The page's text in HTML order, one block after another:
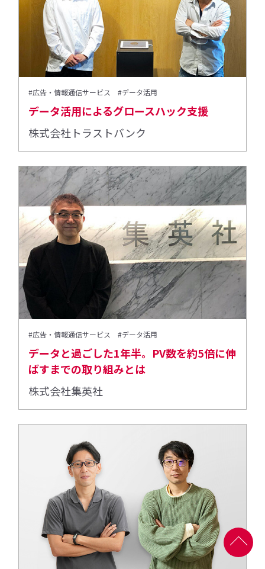
#広告・情報通信サービス #データ活用
データ活用によるグロースハック支援
株式会社トラストバンク
#広告・情報通信サービス #データ活用
データと過ごした1年半。PV数を約5倍に伸
ばすまでの取り組みとは
株式会社集英社